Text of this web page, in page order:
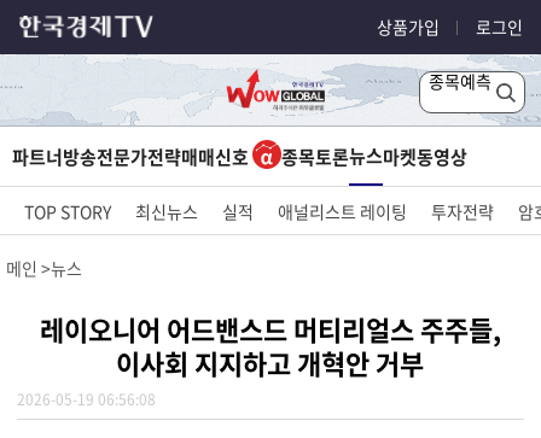
상품가입 로그인
종목예측
파트너방송전문가전략매매신호 종목토론뉴스마켓동영상
TOP STORY 최신뉴스 실적 애널리스트 레이팅 투자전략 암
메인 뉴스
레이오니어 어드밴스드 머티리얼스 주주들,
이사회 지지하고 개혁안 거부
2026-05-19 06:56:08